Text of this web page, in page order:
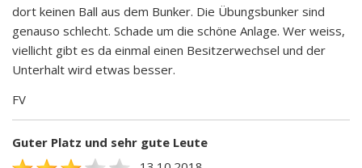
dort keinen Ball aus dem Bunker. Die Übungsbunker sind
genauso schlecht. Schade um die schöne Anlage. Wer weiss,
viellicht gibt es da einmal einen Besitzerwechsel und der
Unterhalt wird etwas besser.
FV
Guter Platz und sehr gute Leute